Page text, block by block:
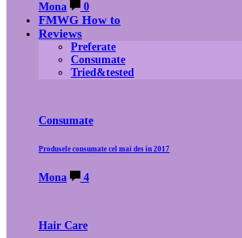
Mona 0
FMWG How to
Reviews
Preferate
Consumate
Tried&tested
Consumate
Produsele consumate cel mai des in 2017
Mona 4
Hair Care